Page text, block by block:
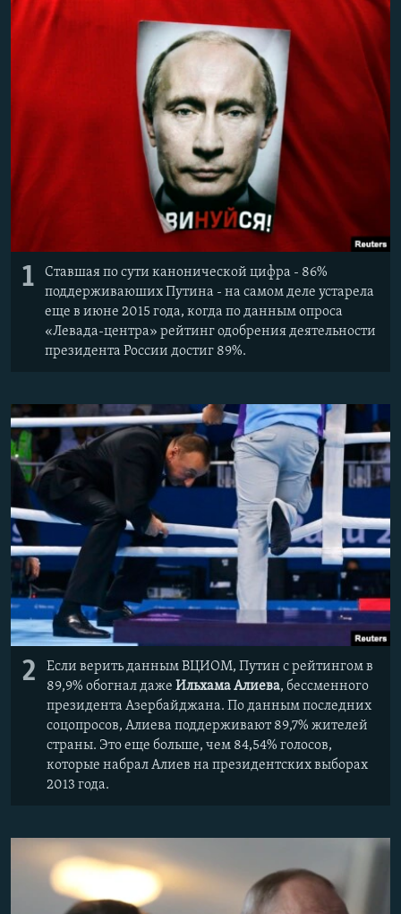
ПОБЕДИТЕЛЕЙ НЕ СУДЯТ?
КРЫМ.НЕПОКОРЕННЫЙ
УКРАИНСКАЯ ПРОБЛЕМА КРЫМА
ПРИСОЕДИНЯЙТЕСЬ!
Все сайты RFE/RL
1
Ставшая по сути канонической цифра - 86%
поддерживаюших Путина - на самом деле устарела
еще в июне 2015 года, когда по данным опроса
«Левада-центра» рейтинг одобрения деятельности
президента России достиг 89%.
2
Если верить данным ВЦИОМ, Путин с рейтингом в
89,9% обогнал даже Ильхама Алиева, бессменного
президента Азербайджана. По данным последних
соцопросов, Алиева поддерживают 89,7% жителей
страны. Это еще больше, чем 84,54% голосов,
которые набрал Алиев на президентских выборах
2013 года.